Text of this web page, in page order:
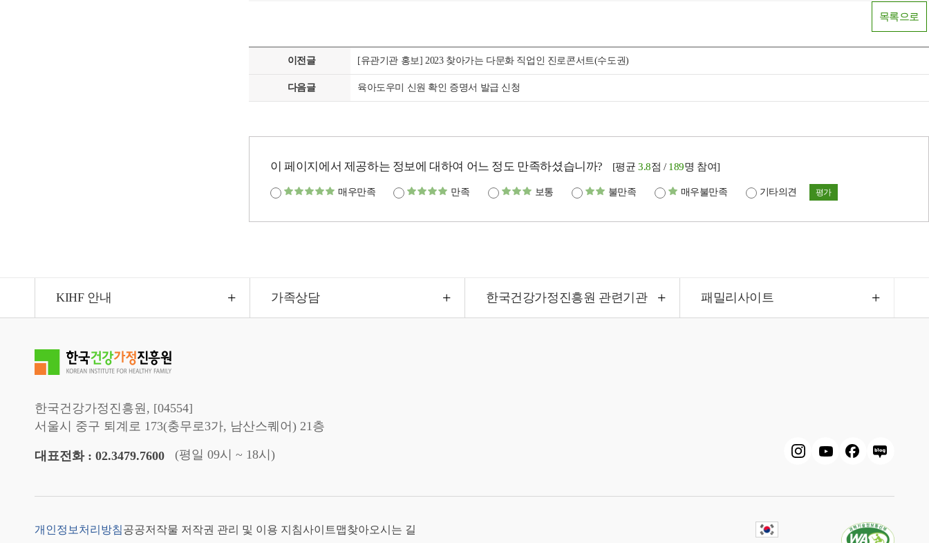
목록으로
이전글 [유관기관 홍보] 2023 찾아가는 다문화 직업인 진로콘서트(수도권)
다음글 육아도우미 신원 확인 증명서 발급 신청
이 페이지에서 제공하는 정보에 대하여 어느 정도 만족하셨습니까? [평균3.8점 / 189명 참여]
매우만족 만족 보통 불만족 매우불만족 기타의견 평가
KIHF 안내 가족상담 한국건강가정진흥원 관련기관 패밀리사이트
한국건강가정진흥원, [04554]
서울시 중구 퇴계로 173(충무로3가, 남산스퀘어) 21층
대표전화 : 02.3479.7600 (평일 09시 ~ 18시)
개인정보처리방침공공저작물 저작권 관리 및 이용 지침사이트맵찾아오시는 길